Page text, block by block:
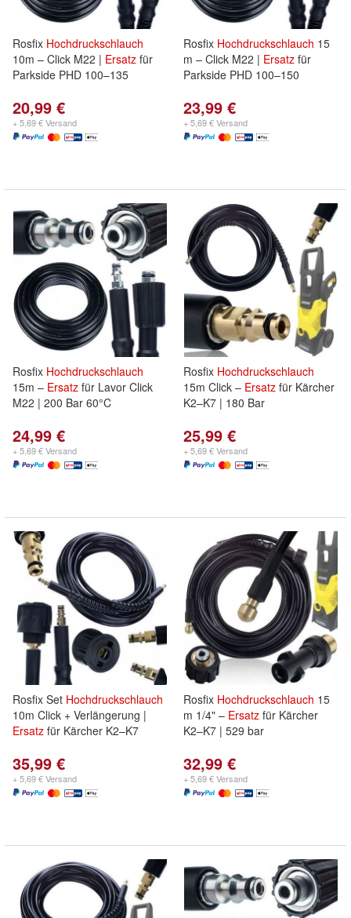
Rosfix Hochdruckschlauch
10m – Click M22 | Ersatz für
Parkside PHD 100–135
20,99 €
+ 5,69 € Versand
Rosfix Hochdruckschlauch 15
m – Click M22 | Ersatz für
Parkside PHD 100–150
23,99 €
+ 5,69 € Versand
Rosfix Hochdruckschlauch
15m – Ersatz für Lavor Click
M22 | 200 Bar 60°C
24,99 €
+ 5,69 € Versand
Rosfix Hochdruckschlauch
15m Click – Ersatz für Kärcher
K2–K7 | 180 Bar
25,99 €
+ 5,69 € Versand
Rosfix Set Hochdruckschlauch
10m Click + Verlängerung |
Ersatz für Kärcher K2–K7
35,99 €
+ 5,69 € Versand
Rosfix Hochdruckschlauch 15
m 1/4" – Ersatz für Kärcher
K2–K7 | 529 bar
32,99 €
+ 5,69 € Versand